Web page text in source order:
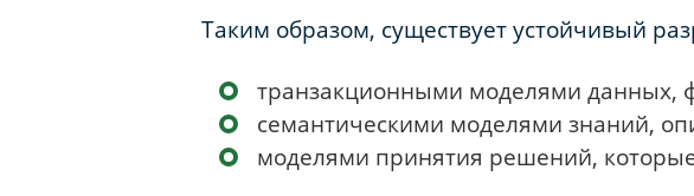
Таким образом, существует устойчивый
транзакционными моделями данных,
семантическими моделями знаний,
моделями принятия решений,